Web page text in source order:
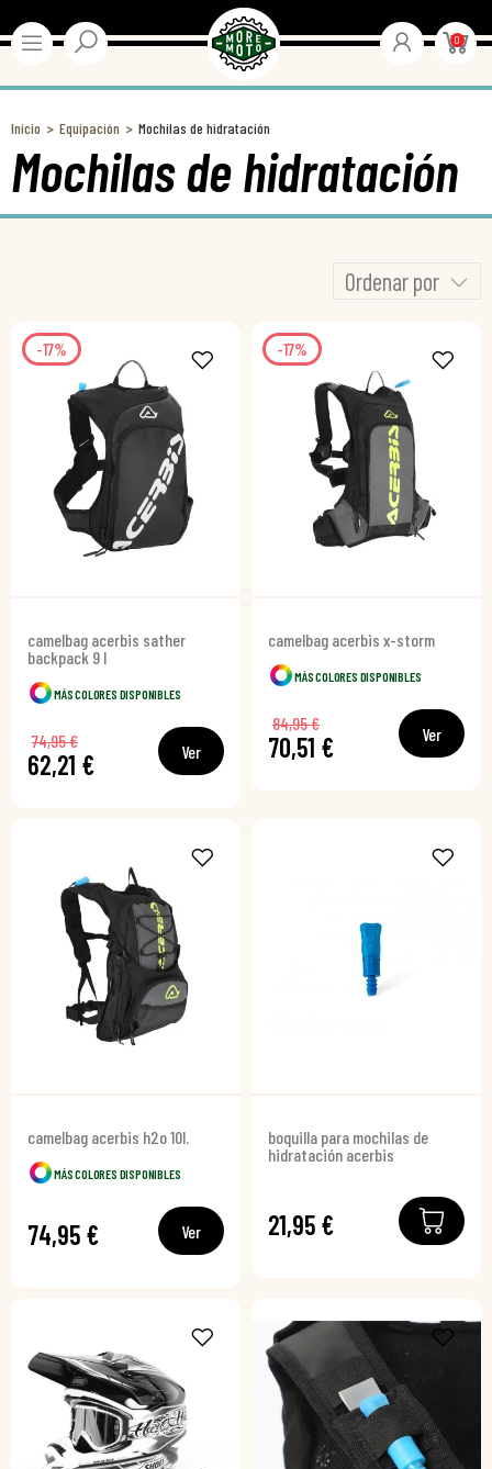
0
Inicio Equipación Mochilas de hidratación
Mochilas de hidratación
Ordenar por
-17%
camelbag acerbis sather
backpack 9 l
MÁS COLORES DISPONIBLES
62,21 €
74,95 € Ver
-17%
camelbag acerbis x-storm
MÁS COLORES DISPONIBLES
70,51 €
84,95 € Ver
camelbag acerbis h2o 10l.
MÁS COLORES DISPONIBLES
74,95 € Ver
boquilla para mochilas de
hidratación acerbis
21,95 €